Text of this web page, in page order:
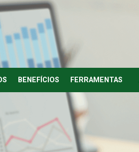
BENEFÍCIOS FERRAMENTAS